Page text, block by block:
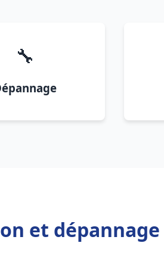
🔧
et